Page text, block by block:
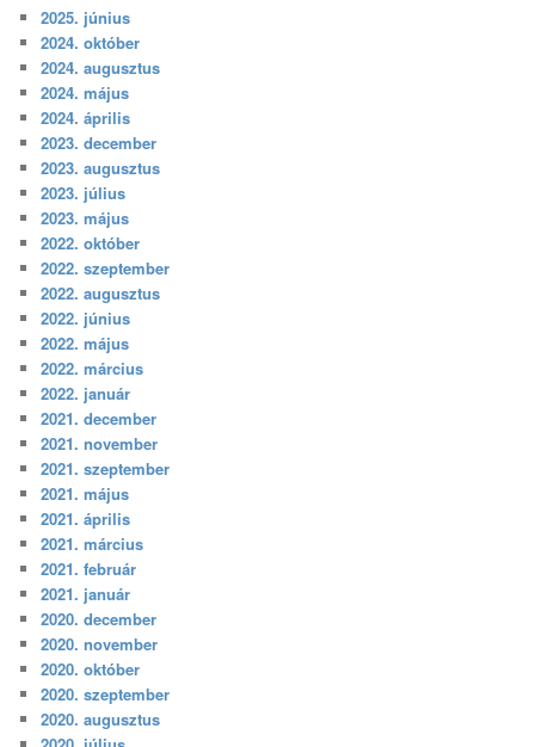
2025. június
2024. október
2024. augusztus
2024. május
2024. április
2023. december
2023. augusztus
2023. július
2023. május
2022. október
2022. szeptember
2022. augusztus
2022. június
2022. május
2022. március
2022. január
2021. december
2021. november
2021. szeptember
2021. május
2021. április
2021. március
2021. február
2021. január
2020. december
2020. november
2020. október
2020. szeptember
2020. augusztus